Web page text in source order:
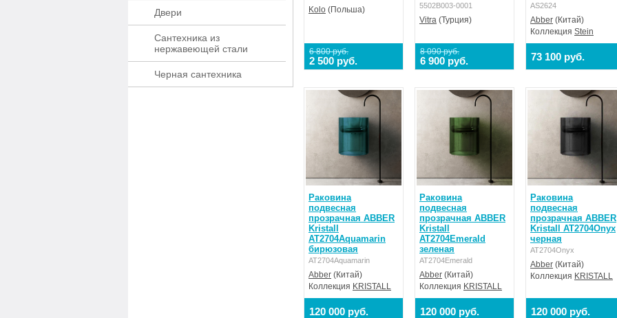
Двери
Сантехника из
нержавеющей стали
Черная сантехника
Kolo (Польша)
6 800 руб.
2 500 руб.
5502B003-0001
Vitra (Турция)
8 090 руб.
6 900 руб.
AS2624
Abber (Китай)
Коллекция Stein
73 100 руб.
Раковина
подвесная
прозрачная ABBER
Kristall
AT2704Aquamarin
бирюзовая
AT2704Aquamarin
Abber (Китай)
Коллекция KRISTALL
120 000 руб.
Раковина
подвесная
прозрачная ABBER
Kristall
AT2704Emerald
зеленая
AT2704Emerald
Abber (Китай)
Коллекция KRISTALL
120 000 руб.
Раковина
подвесная
прозрачная ABBER
Kristall AT2704Onyx
черная
AT2704Onyx
Abber (Китай)
Коллекция KRISTALL
120 000 руб.